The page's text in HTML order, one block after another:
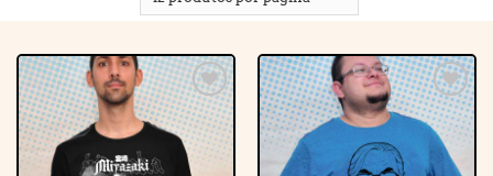
Adicionar
à lista de
desejos
Adicionar
à lista de
desejos